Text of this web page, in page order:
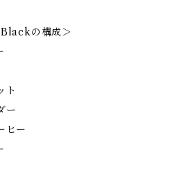
の構成＞
ト
ー
ヒー